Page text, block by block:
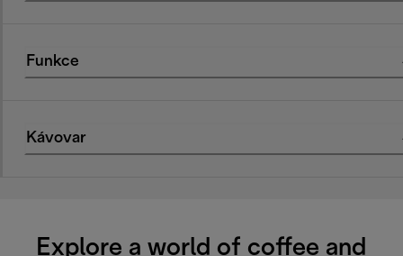
Funkce
Kávovar
Explore a world of coffee and